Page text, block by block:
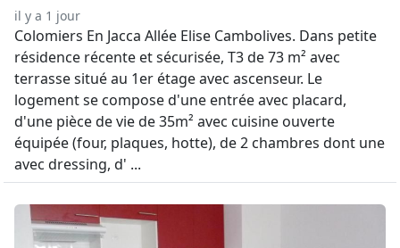
il y a 1 jour
Colomiers En Jacca Allée Elise Cambolives. Dans petite
résidence récente et sécurisée, T3 de 73 m² avec
terrasse situé au 1er étage avec ascenseur. Le
logement se compose d'une entrée avec placard,
d'une pièce de vie de 35m² avec cuisine ouverte
équipée (four, plaques, hotte), de 2 chambres dont une
avec dressing, d' ...